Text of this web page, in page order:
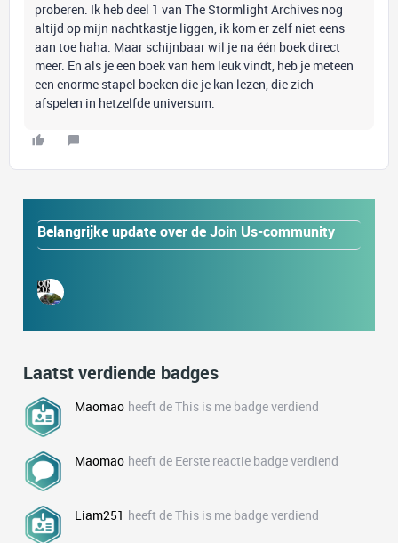
proberen. Ik heb deel 1 van The Stormlight Archives nog
altijd op mijn nachtkastje liggen, ik kom er zelf niet eens
aan toe haha. Maar schijnbaar wil je na één boek direct
meer. En als je een boek van hem leuk vindt, heb je meteen
een enorme stapel boeken die je kan lezen, die zich
afspelen in hetzelfde universum.
Belangrijke update over de Join Us-community
Laatst verdiende badges
Maomao heeft de This is me badge verdiend
Maomao heeft de Eerste reactie badge verdiend
Liam251 heeft de This is me badge verdiend